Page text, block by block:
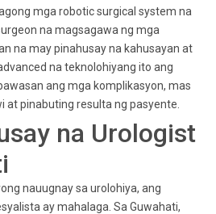
mga robotic surgical system na
na magsagawa ng mga
na may pinahusay na kahusayan at
na teknolohiyang ito ang
ang mga komplikasyon, mas
at pinabuting resulta ng pasyente.
na Urologist
nauugnay sa urolohiya, ang
ay mahalaga. Sa Guwahati,